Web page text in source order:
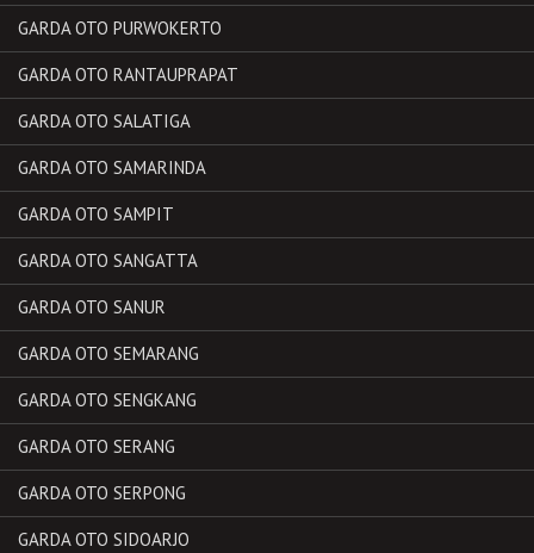
GARDA OTO PURWOKERTO
GARDA OTO RANTAUPRAPAT
GARDA OTO SALATIGA
GARDA OTO SAMARINDA
GARDA OTO SAMPIT
GARDA OTO SANGATTA
GARDA OTO SANUR
GARDA OTO SEMARANG
GARDA OTO SENGKANG
GARDA OTO SERANG
GARDA OTO SERPONG
GARDA OTO SIDOARJO